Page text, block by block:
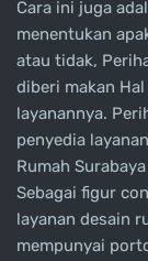
Cara ini juga
menentukan
atau tidak,
diberi makan
layanannya.
penyedia
Rumah
Sebagai figur
layanan desain
mempunyai